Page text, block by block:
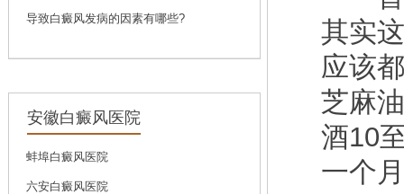
问诊
导致白癜风发病的因素有哪些?
安徽白癜风医院
蚌埠白癜风医院
六安白癜风医院
其实
应该
芝麻
酒10
一个